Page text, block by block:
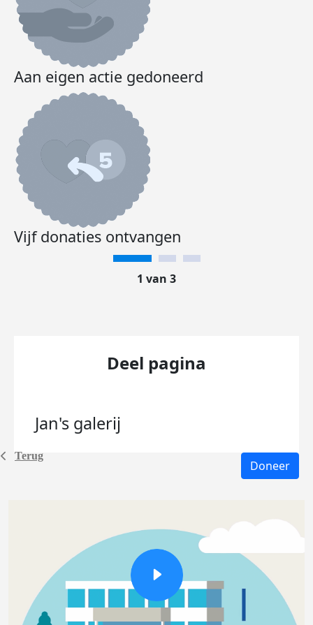
Terug
Aan eigen actie gedoneerd
Vijf donaties ontvangen
1 van 3
Deel pagina
Jan's galerij
Doneer